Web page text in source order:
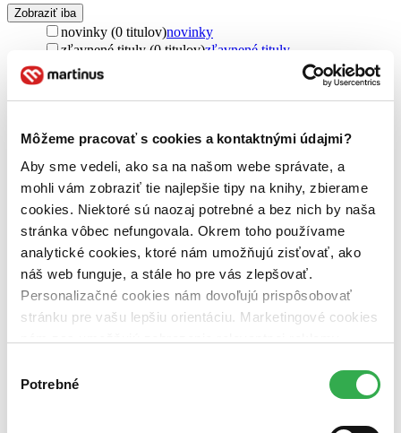
Môžeme pracovať s cookies a kontaktnými údajmi?
Aby sme vedeli, ako sa na našom webe správate, a
mohli vám zobraziť tie najlepšie tipy na knihy, zbierame
cookies. Niektoré sú naozaj potrebné a bez nich by naša
stránka vôbec nefungovala. Okrem toho používame
analytické cookies, ktoré nám umožňujú zisťovať, ako
náš web funguje, a stále ho pre vás zlepšovať.
Personalizačné cookies nám dovoľujú prispôsobovať
stránku pre vašu lepšiu orientáciu. Marketingové cookies
nám pomohlo, keby sme mohli používať všetky tieto
súhlasu
Potrebné
Zobraziť iba
novinky (0 titulov)novinky
zľavnené tituly (0 titulov)zľavnené tituly
Dostupnosť
na centrálnom sklade (0 titulov)na centrálnom sklade
pripravujeme (0 titulov)pripravujeme
vypredaných)
Nové / čítané
čítaná (0 titulov)čítaná
čítaná - výborný stav (0 titulov)čítaná - výborný stav
čítaná - mierne opotrebovaná (0 titulov)čítaná - mierne
opotrebovaná
čítané verzie vypredaných kníh (0 titulov)
čítané verzie
vypredaných kníh
Zoradiť